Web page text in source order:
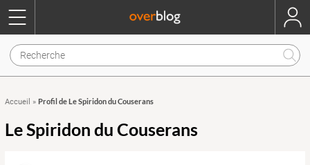
Accueil » Profil de Le Spiridon du Couserans
Le Spiridon du Couserans